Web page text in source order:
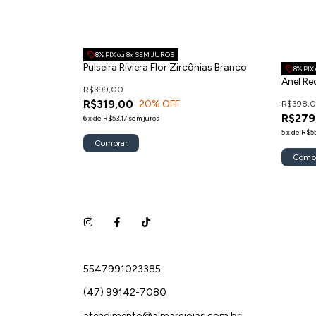
8% PIX ou 8x SEM JUROS
Pulseira Riviera Flor Zircônias Branco
R$319,00
R$399,00
20% OFF
6xde R$53,17 sem juros
Comprar
8%
Anel
5xde
5547991023385
(47) 99142-7080